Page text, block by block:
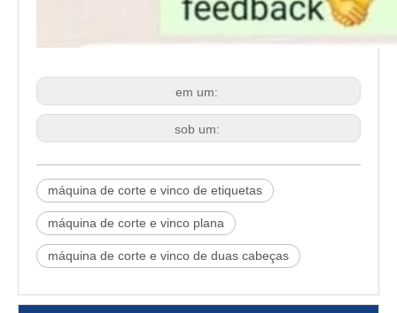
em um:
sob um:
máquina de corte e vinco de etiquetas
máquina de corte e vinco plana
máquina de corte e vinco de duas cabeças